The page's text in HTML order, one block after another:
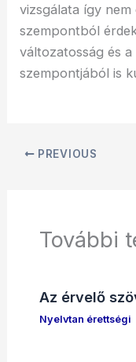
vizsgálata így
szempontból
változatosság és
szempontjából is
PREVIOUS
További
Az érvelő
Nyelvtan érettségi